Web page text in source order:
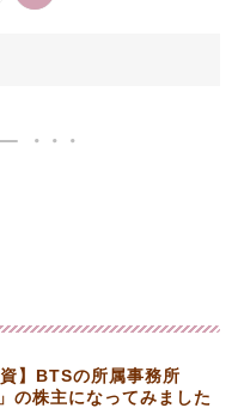
資】BTSの所属事務所
の株主になってみました